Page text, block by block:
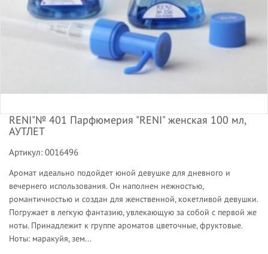
RENI"№ 401 Парфюмерия "RENI" женская 100 мл,
АУТЛЕТ
Артикул: 0016496
Аромат идеально подойдет юной девушке для дневного и
вечернего использования. Он наполнен нежностью,
романтичностью и создан для женственной, кокетливой девушки.
Погружает в легкую фантазию, увлекающую за собой с первой же
ноты. Принадлежит к группе ароматов цветочные, фруктовые.
Ноты: маракуйя, зем...